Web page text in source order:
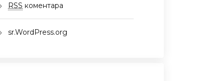
RSS коментара
sr.WordPress.org